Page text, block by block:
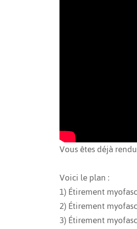
Vous êtes déjà
Voici le plan :
1) Étirement
2) Étirement
3) Étirement